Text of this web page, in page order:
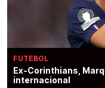
FUTEBOL
Ex-Corinthians,
internacional